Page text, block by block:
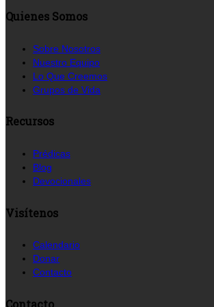
Quienes Somos
Sobre Nosotros
Nuestro Equipo
Lo Que Creemos
Grupos de Vida
Recursos
Prédicas
Blog
Devocionales
Visítenos
Calendario
Donar
Contacto
Contacto